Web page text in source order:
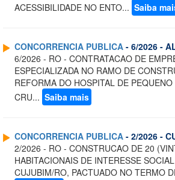
ACESSIBILIDADE NO ENTO... Saiba
CONCORRENCIA PUBLICA - 6/2026 -
6/2026 - RO - CONTRATACAO DE
ESPECIALIZADA NO RAMO DE
REFORMA DO HOSPITAL DE
CRU... Saiba mais
CONCORRENCIA PUBLICA - 2/2026 -
2/2026 - RO - CONSTRUCAO DE 20
HABITACIONAIS DE INTERESSE
CUJUBIM/RO, PACTUADO NO TERMO